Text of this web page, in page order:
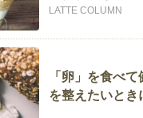
LATTE COLUMN
「卵」を食べ
を整えたいとき